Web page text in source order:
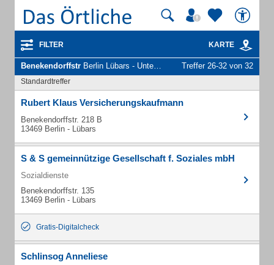
FILTER KARTE
Benekendorffstr Berlin Lübars - Unternehmen und Personen Treffer 26-32 von 32
Standardtreffer
Rubert Klaus Versicherungskaufmann
Benekendorffstr. 218 B
13469 Berlin - Lübars
S & S gemeinnützige Gesellschaft f. Soziales mbH
Sozialdienste
Benekendorffstr. 135
13469 Berlin - Lübars
Gratis-Digitalcheck
Schlinsog Anneliese